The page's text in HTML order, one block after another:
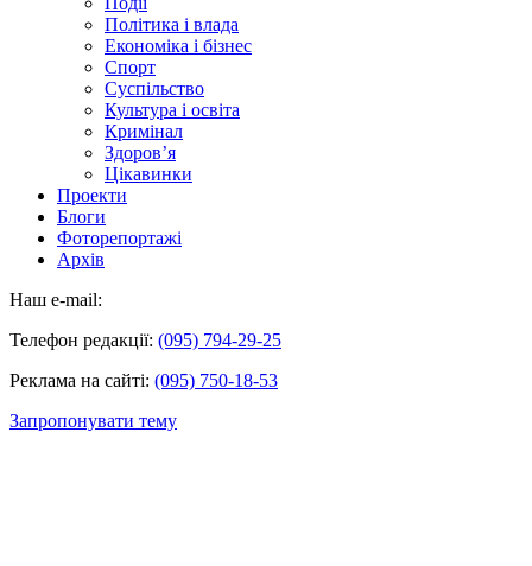
Політика і влада
Економіка і бізнес
Спорт
Суспільство
Культура і освіта
Кримінал
Здоров’я
Цікавинки
Проекти
Блоги
Фоторепортажі
Архів
Наш e-mail:
Телефон редакції: (095) 794-29-25
Реклама на сайті: (095) 750-18-53
Запропонувати тему